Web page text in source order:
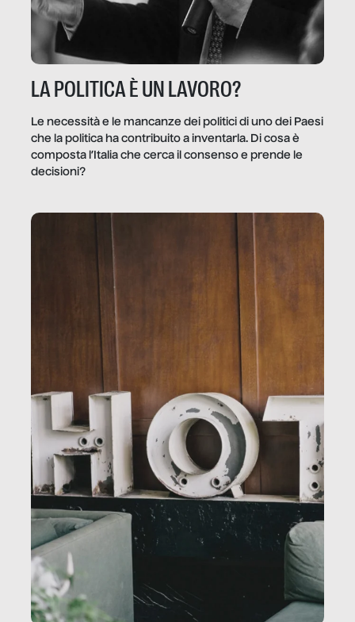
LA POLITICA È UN LAVORO?
Le necessità e le mancanze dei politici di uno dei Paesi
che la politica ha contribuito a inventarla. Di cosa è
composta l’Italia che cerca il consenso e prende le
decisioni?